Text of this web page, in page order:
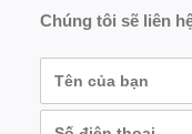
Chúng tôi sẽ liên